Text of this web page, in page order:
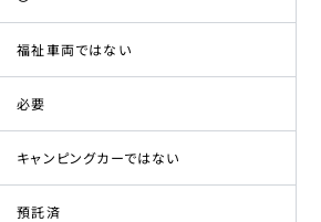
福祉車両ではない
必要
キャンピングカーではない
預託済